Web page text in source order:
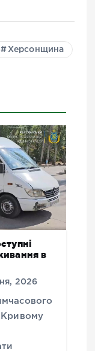
Херсонщина
в
2026
Кривому